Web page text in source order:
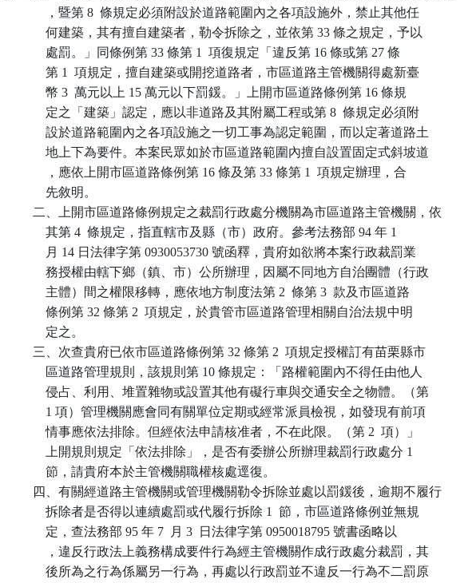
              ，暨第 8  條規定必須附設於道路範圍內之各項設施外，禁止其他任
              何建築，其有擅自建築者，勒令拆除之，並依第 33 條之規定，予以
              處罰。」同條例第 33 條第 1  項復規定「違反第 16 條或第 27 條
              第 1  項規定，擅自建築或開挖道路者，市區道路主管機關得處新臺
              幣 3  萬元以上 15 萬元以下罰鍰。」上開市區道路條例第 16 條規
              定之「建築」認定，應以非道路及其附屬工程或第 8  條規定必須附
              設於道路範圍內之各項設施之一切工事為認定範圍，而以定著道路土
              地上下為要件。本案民眾如於市區道路範圍內擅自設置固定式斜坡道
              ，應依上開市區道路條例第 16 條及第 33 條第 1  項規定辦理，合
              先敘明。
          二、上開市區道路條例規定之裁罰行政處分機關為市區道路主管機關，依
              其第 4  條規定，指直轄市及縣（市）政府。參考法務部 94 年 1
              月 14 日法律字第 0930053730 號函釋，貴府如欲將本案行政裁罰業
              務授權由轄下鄉（鎮、市）公所辦理，因屬不同地方自治團體（行政
              主體）間之權限移轉，應依地方制度法第 2  條第 3  款及市區道路
              條例第 32 條第 2  項規定，於貴管市區道路管理相關自治法規中明
              定之。
          三、次查貴府已依市區道路條例第 32 條第 2  項規定授權訂有苗栗縣市
              區道路管理規則，該規則第 10 條規定：「路權範圍內不得任由他人
              侵占、利用、堆置雜物或設置其他有礙行車與交通安全之物體。（第
              1 項）管理機關應會同有關單位定期或經常派員檢視，如發現有前項
              情事應依法排除。但經依法申請核准者，不在此限。（第 2  項）」
              上開規則規定「依法排除」，是否有委辦公所辦理裁罰行政處分 1
              節，請貴府本於主管機關職權核處逕復。
          四、有關經道路主管機關或管理機關勒令拆除並處以罰鍰後，逾期不履行
              拆除者是否得以連續處罰或代履行拆除 1  節，市區道路條例並無規
              定，查法務部 95 年 7  月 3  日法律字第 0950018795 號書函略以
              ，違反行政法上義務構成要件行為經主管機關作成行政處分裁罰，其
              後所為之行為係屬另一行為，再處以行政罰並不違反一行為不二罰原